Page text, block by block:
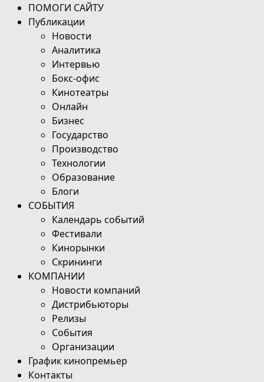
ПОМОГИ САЙТУ
Публикации
Новости
Аналитика
Интервью
Бокс-офис
Кинотеатры
Онлайн
Бизнес
Государство
Производство
Технологии
Образование
Блоги
СОБЫТИЯ
Календарь событий
Фестивали
Кинорынки
Скрининги
КОМПАНИИ
Новости компаний
Дистрибьюторы
Релизы
События
Организации
График кинопремьер
Контакты